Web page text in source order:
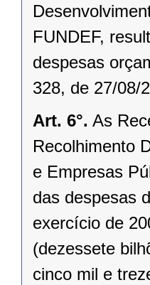
FUNDEF,
despesas
328, de 27/08/
Art. 6°. As
Recolhimento
e Empresas
das despesas
exercício de
(dezessete
cinco mil e